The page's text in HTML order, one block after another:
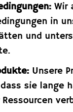
Wir
in
und
Unsere
sie lange